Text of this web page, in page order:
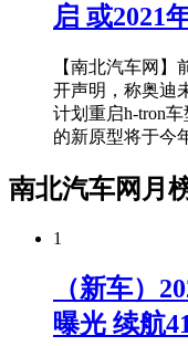
启 或2021
【南北汽车网】
开声明，称奥迪
计划重启h-tron
的新原型将于今
南北汽车网月
1
（新车）
曝光 续航